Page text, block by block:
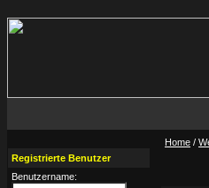
Registrierte Benutzer
Benutzername:
Home /